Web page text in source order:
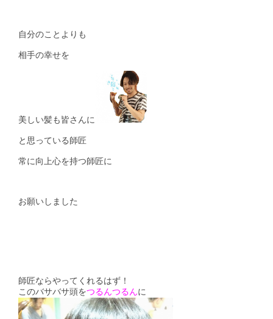
自分のことよりも
相手の幸せを
美しい髪も皆さんに
と思っている師匠
常に向上心を持つ師匠に
お願いしました
師匠ならやってくれるはず！
このバサバサ頭をつるんつるんに